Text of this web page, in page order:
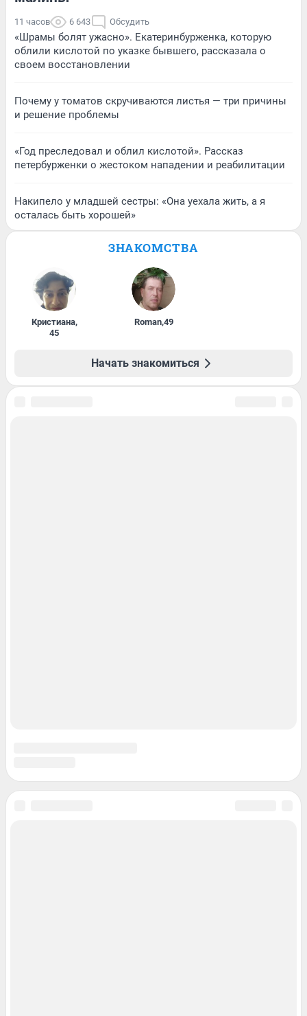
11 часов 6 643 Обсудить
«Шрамы болят ужасно». Екатеринбурженка, которую
облили кислотой по указке бывшего, рассказала о
своем восстановлении
Почему у томатов скручиваются листья — три причины
и решение проблемы
«Год преследовал и облил кислотой». Рассказ
петербурженки о жестоком нападении и реабилитации
Накипело у младшей сестры: «Она уехала жить, а я
осталась быть хорошей»
ЗНАКОМСТВА
Кристиана,
45
Roman,49
Начать знакомиться